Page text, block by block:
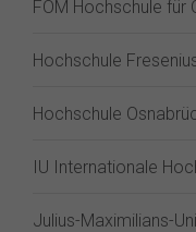
FOM Hochschule
Hochschule
Hochschule
IU Internationale
Julius-Maximilians-